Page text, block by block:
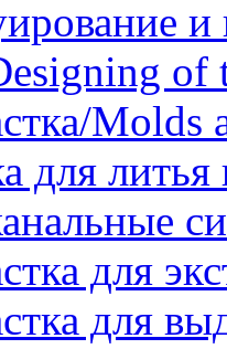
и
of
Molds
для литья
для
для